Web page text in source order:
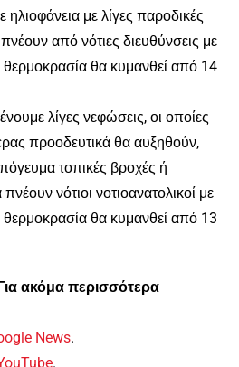
ηλιοφάνεια με λίγες παροδικές
από νότιες διευθύνσεις με
θα κυμανθεί από 14
λίγες νεφώσεις, οι οποίες
προοδευτικά θα αυξηθούν,
τοπικές βροχές ή
νότιοι νοτιοανατολικοί με
θα κυμανθεί από 13
ακόμα περισσότερα
News.
.